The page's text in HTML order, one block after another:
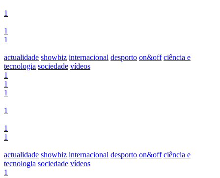
1
1
1
actualidade showbiz internacional desporto on&off ciência e
tecnologia sociedade vídeos
1
1
1
1
1
1
actualidade showbiz internacional desporto on&off ciência e
tecnologia sociedade vídeos
1